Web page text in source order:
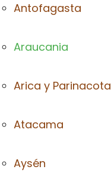
Antofagasta
Araucania
Arica y Parinacota
Atacama
Aysén